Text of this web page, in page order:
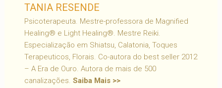
TANIA RESENDE
Psicoterapeuta. Mestre-professora de Magnified
Healing® e Light Healing®. Mestre Reiki.
Especialização em Shiatsu, Calatonia, Toques
Terapeuticos, Florais. Co-autora do best seller 2012
– A Era de Ouro. Autora de mais de 500
canalizações. Saiba Mais >>